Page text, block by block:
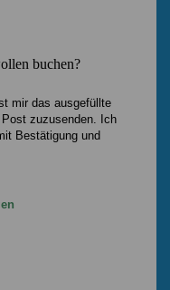
buchen?
mir das ausgefüllte
zuzusenden. Ich
Bestätigung und